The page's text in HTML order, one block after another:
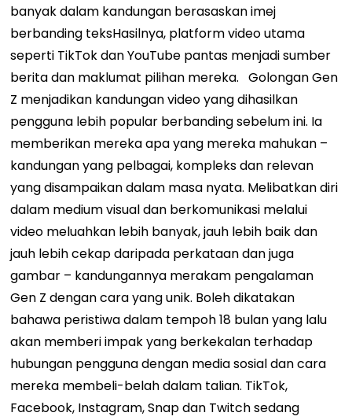
banyak dalam kandungan berasaskan imej
berbanding teksHasilnya, platform video utama
seperti TikTok dan YouTube pantas menjadi sumber
berita dan maklumat pilihan mereka. Golongan Gen
Z menjadikan kandungan video yang dihasilkan
pengguna lebih popular berbanding sebelum ini. Ia
memberikan mereka apa yang mereka mahukan –
kandungan yang pelbagai, kompleks dan relevan
yang disampaikan dalam masa nyata. Melibatkan diri
dalam medium visual dan berkomunikasi melalui
video meluahkan lebih banyak, jauh lebih baik dan
jauh lebih cekap daripada perkataan dan juga
gambar – kandungannya merakam pengalaman
Gen Z dengan cara yang unik. Boleh dikatakan
bahawa peristiwa dalam tempoh 18 bulan yang lalu
akan memberi impak yang berkekalan terhadap
hubungan pengguna dengan media sosial dan cara
mereka membeli-belah dalam talian. TikTok,
Facebook, Instagram, Snap dan Twitch sedang